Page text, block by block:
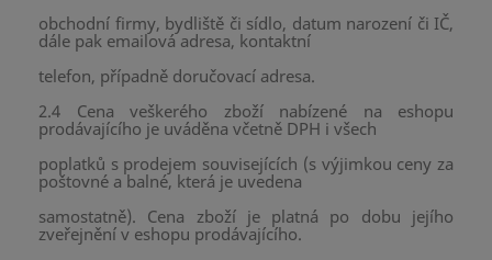
obchodní firmy, bydliště či sídlo, datum narození či IČ,
dále pak emailová adresa, kontaktní
telefon, případně doručovací adresa.
2.4 Cena veškerého zboží nabízené na eshopu
prodávajícího je uváděna včetně DPH i všech
poplatků s prodejem souvisejících (s výjimkou ceny za
poštovné a balné, která je uvedena
samostatně). Cena zboží je platná po dobu jejího
zveřejnění v eshopu prodávajícího.